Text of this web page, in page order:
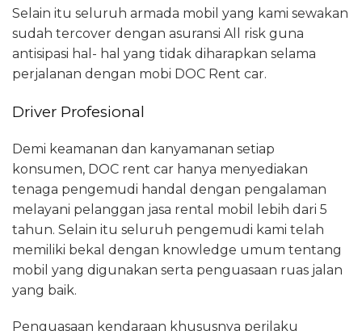
Selain itu seluruh armada mobil yang kami sewakan
sudah tercover dengan asuransi All risk guna
antisipasi hal- hal yang tidak diharapkan selama
perjalanan dengan mobi DOC Rent car.
Driver Profesional
Demi keamanan dan kanyamanan setiap
konsumen, DOC rent car hanya menyediakan
tenaga pengemudi handal dengan pengalaman
melayani pelanggan jasa rental mobil lebih dari 5
tahun. Selain itu seluruh pengemudi kami telah
memiliki bekal dengan knowledge umum tentang
mobil yang digunakan serta penguasaan ruas jalan
yang baik.
Penguasaan kendaraan khususnya perilaku